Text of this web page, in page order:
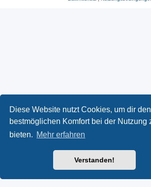
Diese Website nutzt Cookies, um dir den
bestmöglichen Komfort bei der Nutzung
bieten. Mehr erfahren
Verstanden!